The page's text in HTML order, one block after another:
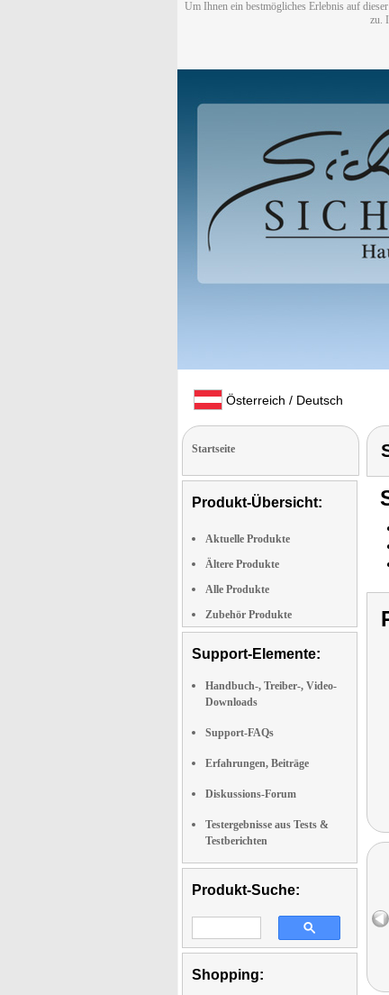
Um Ihnen ein bestmögliches Erlebnis auf
zu.
Österreich / Deutsch
Startseite
Produkt-Übersicht:
Aktuelle Produkte
Ältere Produkte
Alle Produkte
Zubehör Produkte
Support-Elemente:
Handbuch-, Treiber-, Video-
Downloads
Support-FAQs
Erfahrungen, Beiträge
Diskussions-Forum
Testergebnisse aus Tests &
Testberichten
Produkt-Suche:
Shopping: